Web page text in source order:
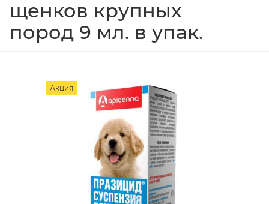
щенков крупных
пород 9 мл. в упак.
Акция